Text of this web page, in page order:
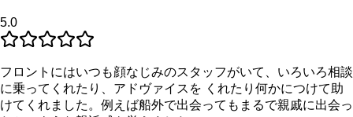
5.0
フロントにはいつも顔なじみのスタッフがいて、いろいろ相談
に乗ってくれたり、アドヴァイスを くれたり何かにつけて助
けてくれました。例えば船外で出会ってもまるで親戚に出会っ